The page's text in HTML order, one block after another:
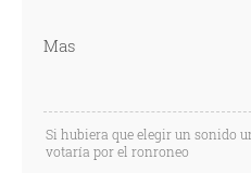
Mas
Si hubiera que elegir un sonido
votaría por el ronroneo